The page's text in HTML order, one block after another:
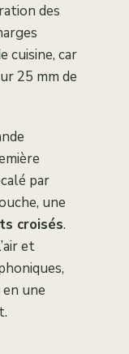
des
cuisine, car
25 mm de
par
une
croisés.
et
une